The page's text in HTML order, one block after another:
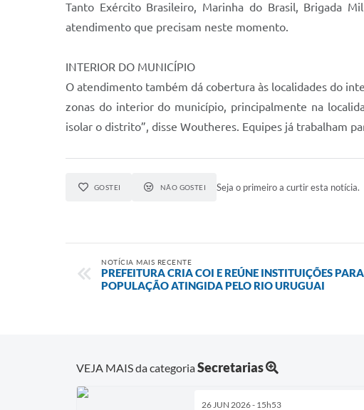
Tanto Exército Brasileiro, Marinha do Brasil, Brigada
atendimento que precisam neste momento.
INTERIOR DO MUNICÍPIO
O atendimento também dá cobertura às localidades do
zonas do interior do município, principalmente na
isolar o distrito”, disse Woutheres. Equipes já trabalham
GOSTEI NÃO GOSTEI Seja o primeiro a curtir esta notícia.
NOTÍCIA MAIS RECENTE
PREFEITURA CRIA COI E REÚNE INSTITUIÇÕES
POPULAÇÃO ATINGIDA PELO RIO URUGUAI
VEJA MAIS da categoriaSecretarias
26 JUN 2026 - 15h53